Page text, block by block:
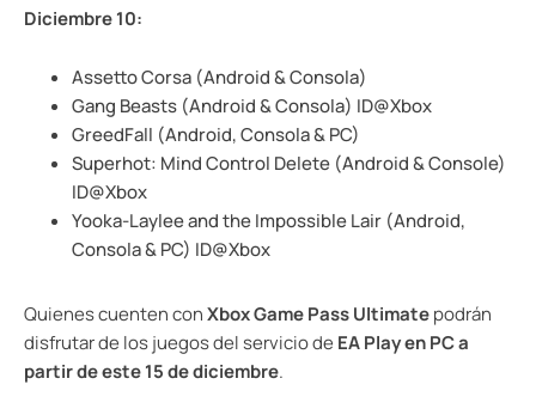
Diciembre 10:
Assetto Corsa (Android & Consola)
Gang Beasts (Android & Consola) ID@Xbox
GreedFall (Android, Consola & PC)
Superhot: Mind Control Delete (Android & Console)
ID@Xbox
Yooka-Laylee and the Impossible Lair (Android,
Consola & PC) ID@Xbox
Quienes cuenten conXbox Game Pass Ultimatepodrán
disfrutar de los juegos del servicio de EA Play en PC a
partir de este 15 de diciembre.